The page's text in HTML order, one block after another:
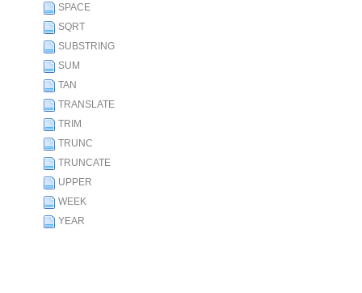
SPACE
SQRT
SUBSTRING
SUM
TAN
TRANSLATE
TRIM
TRUNC
TRUNCATE
UPPER
WEEK
YEAR